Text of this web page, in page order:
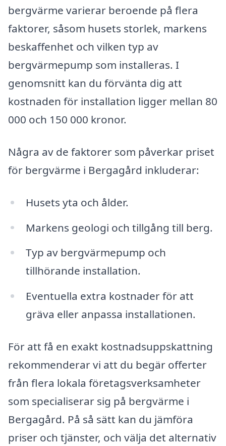
bergvärme varierar beroende på flera
faktorer, såsom husets storlek, markens
beskaffenhet och vilken typ av
bergvärmepump som installeras. I
genomsnitt kan du förvänta dig att
kostnaden för installation ligger mellan 80
000 och 150 000 kronor.
Några av de faktorer som påverkar priset
för bergvärme i Bergagård inkluderar:
Husets yta och ålder.
Markens geologi och tillgång till berg.
Typ av bergvärmepump och
tillhörande installation.
Eventuella extra kostnader för att
gräva eller anpassa installationen.
För att få en exakt kostnadsuppskattning
rekommenderar vi att du begär offerter
från flera lokala företagsverksamheter
som specialiserar sig på bergvärme i
Bergagård. På så sätt kan du jämföra
priser och tjänster, och välja det alternativ